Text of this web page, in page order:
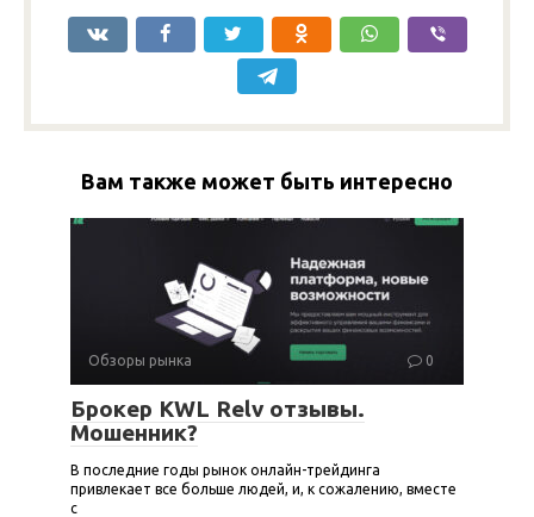
Вам также может быть интересно
Обзоры рынка 0
Брокер KWL Relv отзывы.
Мошенник?
В последние годы рынок онлайн-трейдинга
привлекает все больше людей, и, к сожалению, вместе
с